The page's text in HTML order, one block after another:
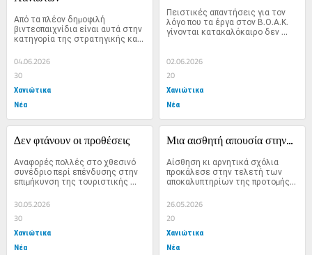
Από τα πλέον δηµοφιλή
βιντεοπαιχνίδια είναι αυτά στην
κατηγορία της στρατηγικής και
προσοµοίωσης πόλεων....
04.06.2026
30
Χανιώτικα
Νέα
Πειστικές απαντήσεις για τον
λόγο που τα έργα στον Β.Ο.Α.Κ.
γίνονται κατακαλόκαιρο δεν
έχουµε...
02.06.2026
20
Χανιώτικα
Νέα
∆εν φτάνουν οι προθέσεις
Αναφορές πολλές στο χθεσινό
συνέδριο περί επένδυσης στην
επιµήκυνση της τουριστικής
περιόδου. Αυτό πάντως που...
30.05.2026
30
Χανιώτικα
Νέα
Μια αισθητή απουσία στην...
Αίσθηση κι αρνητικά σχόλια
προκάλεσε στην τελετή των
αποκαλυπτηρίων της προτοµής
του Σµηναγού (Ι)...
26.05.2026
20
Χανιώτικα
Νέα